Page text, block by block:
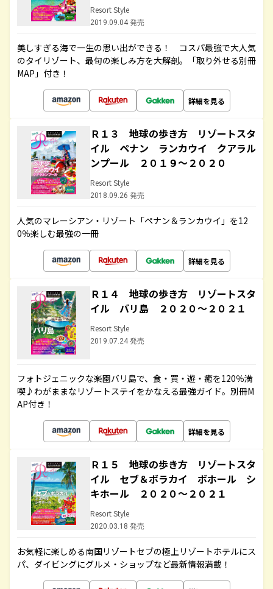
Resort Style
2019.09.04 発売
美しすぎる海で一生の思い出ができる！ コスパ最強で大人気
のタイリゾート、最旬の楽しみ方を大解剖。「取り外せる別冊
MAP」付き！
詳細を見る
Ｒ１３ 地球の歩き方 リゾートスタ
イル ペナン ランカウイ クアラル
ンプール ２０１９～２０２０
Resort Style
2018.09.26 発売
人気のマレーシアン・リゾート「ペナン＆ランカウイ」を12
0％楽しむ最強の一冊
詳細を見る
Ｒ１４ 地球の歩き方 リゾートスタ
イル バリ島 ２０２０～２０２１
Resort Style
2019.07.24 発売
フォトジェニックな楽園バリ島で、食・買・遊・癒を120％満
喫♪わがままなリゾートステイをかなえる最強ガイド。別冊M
AP付き！
詳細を見る
Ｒ１５ 地球の歩き方 リゾートスタ
イル セブ＆ボラカイ ボホール シ
キホール ２０２０～２０２１
Resort Style
2020.03.18 発売
お気軽に楽しめる南国リゾートセブの極上リゾートホテルにス
パ、ダイビングにグルメ・ショップなど最新情報満載！